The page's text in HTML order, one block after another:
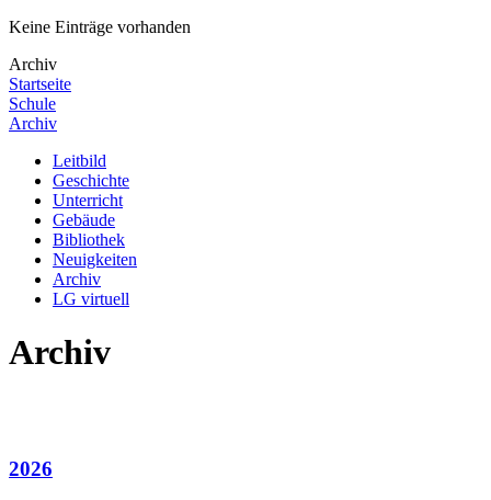
Keine Einträge vorhanden
Archiv
Startseite
Schule
Archiv
Leitbild
Geschichte
Unterricht
Gebäude
Bibliothek
Neuigkeiten
Archiv
LG virtuell
Archiv
2026